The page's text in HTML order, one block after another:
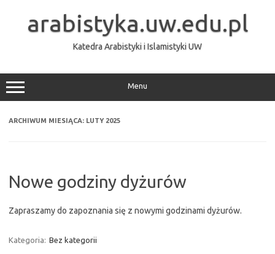
arabistyka.uw.edu.pl
Katedra Arabistyki i Islamistyki UW
Menu
ARCHIWUM MIESIĄCA: LUTY 2025
Nowe godziny dyżurów
Zapraszamy do zapoznania się z nowymi godzinami dyżurów.
Kategoria: Bez kategorii